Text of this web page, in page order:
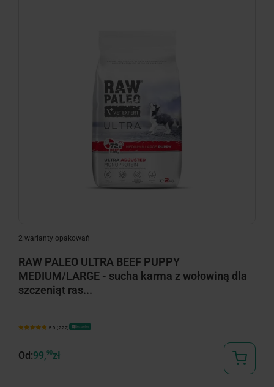
2 warianty opakowań
RAW PALEO ULTRA BEEF PUPPY
MEDIUM/LARGE - sucha karma z wołowiną dla
szczeniąt ras...
5.0 (222) Bestseller
Od:99,90zł